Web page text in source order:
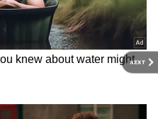
NEXT